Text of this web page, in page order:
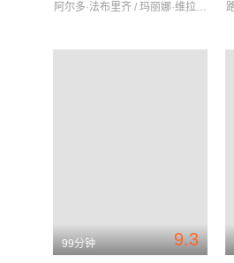
阿尔多·法布里齐 / 玛丽娜·维拉迪 / 皮埃尔-米歇尔·贝克
9.3
99分钟